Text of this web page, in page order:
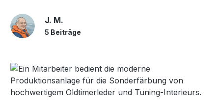
J. M.
5 Beiträge